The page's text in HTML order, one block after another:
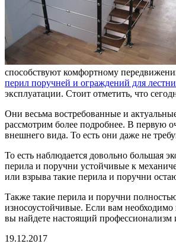
способствуют комфортному
перил поручней и ограждений для
эксплуатации. Стоит отметить, что
Они весьма востребованные и
рассмотрим более подробнее. В первую
внешнего вида. То есть они даже не
То есть наблюдается довольно большая
перила и поручни устойчивые к
или взрыва такие перила и поручни
Также такие перила и поручни
износоустойчивые. Если вам
вы найдете настоящий профессионализм
19.12.2017